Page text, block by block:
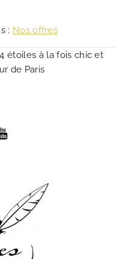
: Nos offres
étoiles à la fois chic et
de Paris